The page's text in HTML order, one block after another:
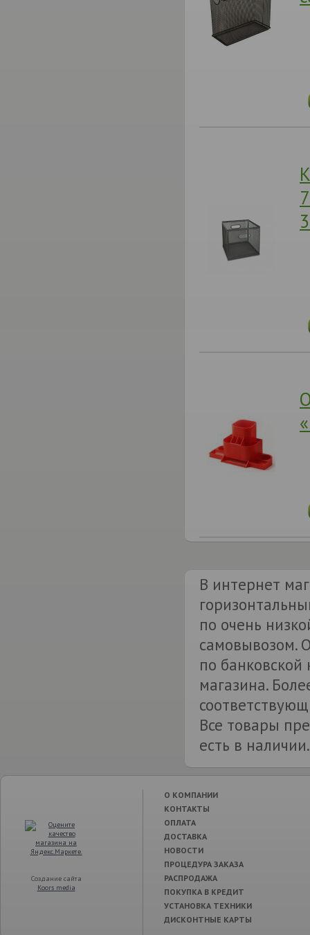
В интернет
по очень
самовывозом.
по
магазина.
Все товары
есть в наличии.
Создание сайта
Koors media
О КОМПАНИИ
КОНТАКТЫ
ОПЛАТА
ДОСТАВКА
НОВОСТИ
ПРОЦЕДУРА ЗАКАЗА
РАСПРОДАЖА
ПОКУПКА В КРЕДИТ
УСТАНОВКА ТЕХНИКИ
ДИСКОНТНЫЕ КАРТЫ